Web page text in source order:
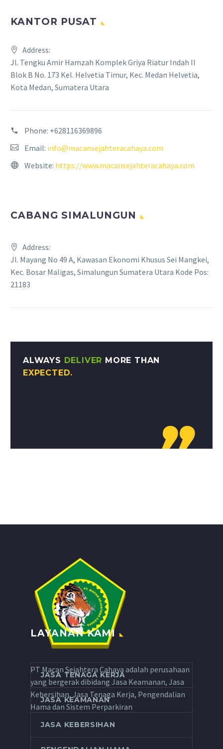
KANTOR PUSAT
Address:
Jl. Tengku Amir Hamzah Komplek Griya Riatur Indah II
Blok B No. 173 Kel. Helvetia Timur, Kec. Medan Helvetia,
Kota Medan, Sumatera Utara
Phone: +628116369896
Email: info@macansejahteracahaya.com
Website: https://www.macansejahteracahaya.com
CABANG SIMALUNGUN
Address:
Jl. Mayang No 49 A, Kawasan Ekonomi Khusus Sei Mangkei,
Kec. Bosar Maligas, Simalungun Sumatera Utara Kode Pos:
21183
ALWAYS DELIVER MORE THAN
EXPECTED.

PT Macan Sejahtera Cahaya adalah perusahaan
yang bergerak dibidang Jasa Keamanan, Jasa
Kebersihan, Jasa Tenaga Kerja, Pengendalian
Hama dan Sistem Perparkiran
LAYANAN KAMI
JASA TENAGA KERJA
JASA KEAMANAN
JASA KEBERSIHAN